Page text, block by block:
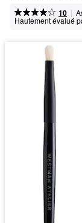
10 |
Hautement évalué